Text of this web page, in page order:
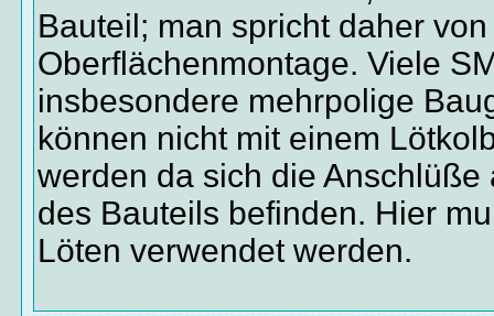
Bauteil; man spricht daher
Oberflächenmontage. Viele
insbesondere mehrpolige
können nicht mit einem
werden da sich die Anschlüße
des Bauteils befinden. Hier
Löten verwendet werden.